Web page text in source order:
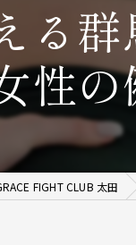
る
性
FIGHT CLUB 太田